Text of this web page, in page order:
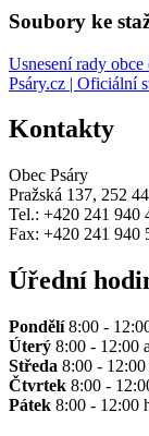
Soubory ke
Usnesení rady
Psáry.cz | Oficiální
Kontakty
Obec Psáry
Pražská 137, 252
Tel.: +420 241 940
Fax: +420 241 940
Úřední
Pondělí8:00 -
Úterý 8:00 - 12:00
Středa 8:00 -
Čtvrtek 8:00 -
Pátek 8:00 - 12:00